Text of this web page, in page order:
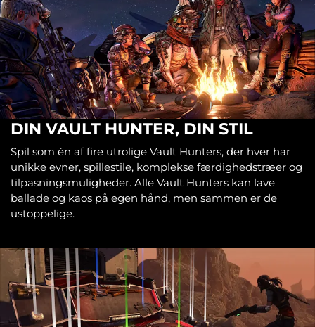
DIN VAULT HUNTER, DIN STIL
Spil som én af fire utrolige Vault Hunters, der hver har
unikke evner, spillestile, komplekse færdighedstræer og
tilpasningsmuligheder. Alle Vault Hunters kan lave
ballade og kaos på egen hånd, men sammen er de
ustoppelige.